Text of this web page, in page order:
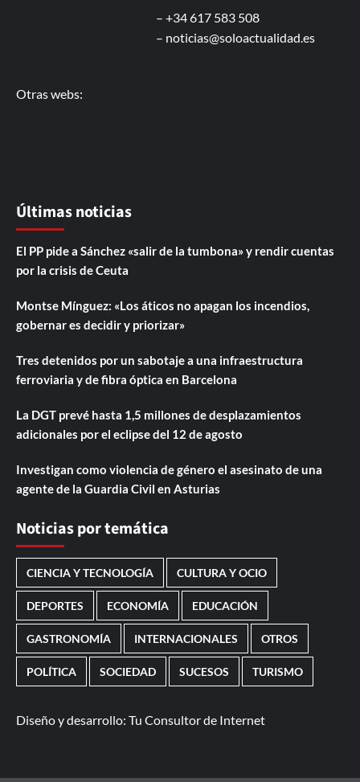
– +34 617 583 508
– noticias@soloactualidad.es
Otras webs:
Últimas noticias
El PP pide a Sánchez «salir de la tumbona» y rendir cuentas
por la crisis de Ceuta
Montse Mínguez: «Los áticos no apagan los incendios,
gobernar es decidir y priorizar»
Tres detenidos por un sabotaje a una infraestructura
ferroviaria y de fibra óptica en Barcelona
La DGT prevé hasta 1,5 millones de desplazamientos
adicionales por el eclipse del 12 de agosto
Investigan como violencia de género el asesinato de una
agente de la Guardia Civil en Asturias
Noticias por temática
CIENCIA Y TECNOLOGÍA CULTURA Y OCIO
DEPORTES ECONOMÍA EDUCACIÓN
GASTRONOMÍA INTERNACIONALES OTROS
POLÍTICA SOCIEDAD SUCESOS TURISMO
Diseño y desarrollo: Tu Consultor de Internet